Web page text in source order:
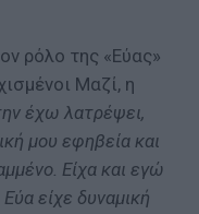
ρόλο της «Εύας»
Μαζί, η
έχω λατρέψει,
μου εφηβεία και
Είχα και εγώ
είχε δυναμική